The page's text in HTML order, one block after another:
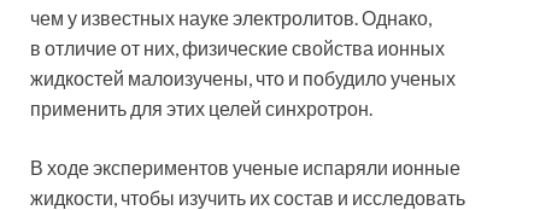
чем у известных науке электролитов. Однако,
в отличие от них, физические свойства ионных
жидкостей малоизучены, что и побудило ученых
применить для этих целей синхротрон.
В ходе экспериментов ученые испаряли ионные
жидкости, чтобы изучить их состав и исследовать